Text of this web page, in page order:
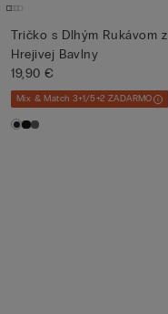
Tričko s Dlhým Rukávom z
Hrejivej Bavlny
19,90 €
Mix & Match 3+1/5+2 ZADARMO